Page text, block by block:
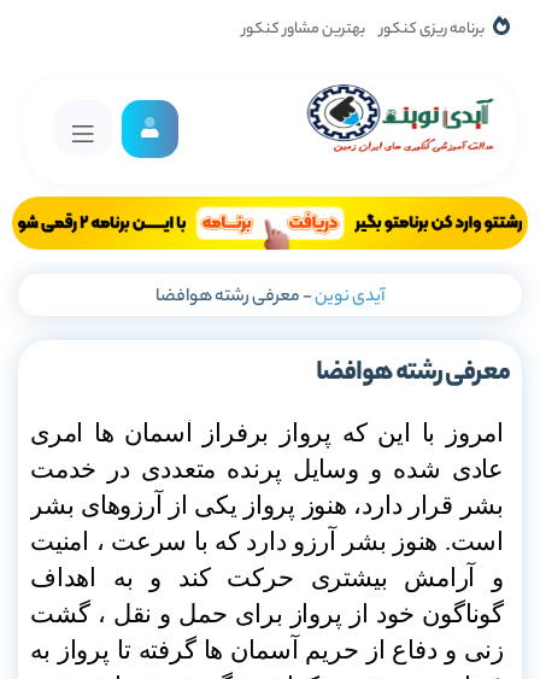
برنامه ریزی کنکور بهترین مشاور کنکور
آیدی نوین-معرفی رشته هوافضا
معرفی رشته هوافضا
امروز با این که پرواز برفراز آسمان ها امری
عادی شده و وسایل پرنده متعددی در خدمت
بشر قرار دارد، هنوز پرواز یکی از آرزوهای بشر
است. هنوز بشر آرزو دارد که با سرعت ، امنیت
و آرامش بیشتری حرکت کند و به اهداف
گوناگون خود از پرواز برای حمل و نقل ، گشت
زنی و دفاع از حریم آسمان ها گرفته تا پرواز به